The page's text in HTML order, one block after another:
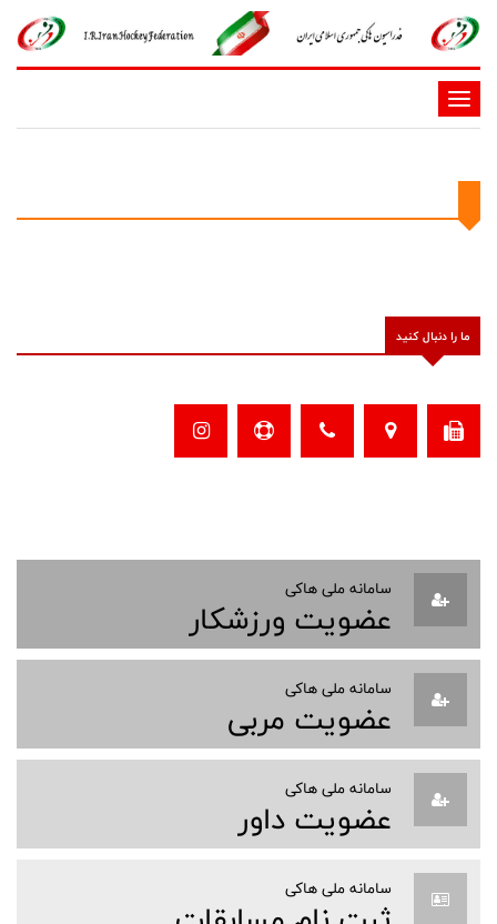
-
-
-
ما را دنبال کنید
سامانه ملی هاکی
عضویت ورزشکار
سامانه ملی هاکی
عضویت مربی
سامانه ملی هاکی
عضویت داور
سامانه ملی هاکی